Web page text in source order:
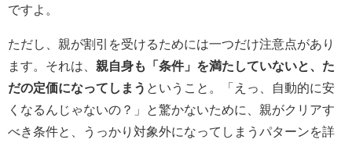
ですよ。
ただし、親が割引を受けるためには一つだけ注意点があり
ます。それは、 親自身も「条件」を満たしていないと、た
だの定価になってしまう ということ。「えっ、自動的に安
くなるんじゃないの？」と驚かないために、親がクリアす
べき条件と、うっかり対象外になってしまうパターンを詳